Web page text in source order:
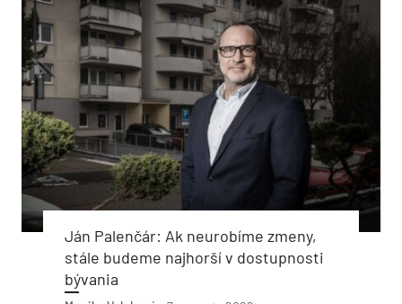
Ján Palenčár: Ak neurobíme zmeny,
stále budeme najhorší v dostupnosti
bývania